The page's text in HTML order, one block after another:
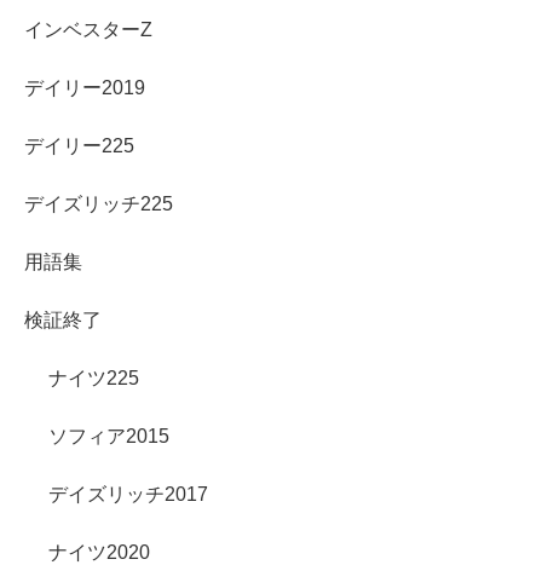
インベスターZ
デイリー2019
デイリー225
デイズリッチ225
用語集
検証終了
ナイツ225
ソフィア2015
デイズリッチ2017
ナイツ2020